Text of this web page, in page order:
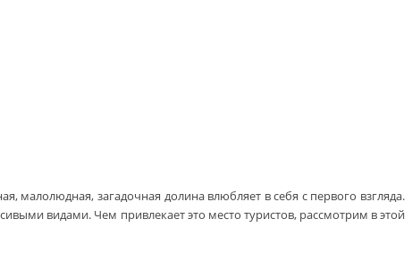
малолюдная, загадочная долина влюбляет в себя с первого взгляда.
видами. Чем привлекает это место туристов, рассмотрим в этой